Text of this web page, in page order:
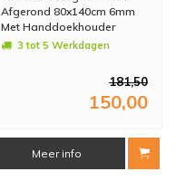
Afgerond 80x140cm 6mm
Met Handdoekhouder
3 tot 5 Werkdagen
181,50
150,00
Meer info